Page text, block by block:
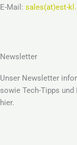
E-Mail: sales(at)est-
Newsletter
Unser Newsletter
sowie Tech-Tipps
hier.